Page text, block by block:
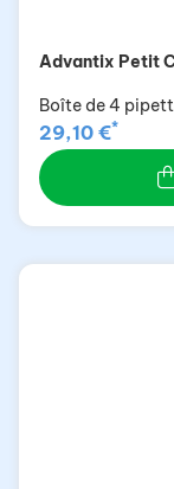
Advantix Petit
Boîte de 4
29,10 €*